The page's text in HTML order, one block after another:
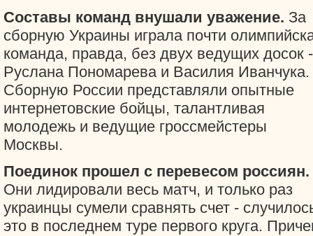
Составы команд внушали уважение. За
сборную Украины играла почти
команда, правда, без двух ведущих досок -
Руслана Пономарева и Василия Иванчука.
Сборную России представляли опытные
интернетовские бойцы, талантливая
молодежь и ведущие гроссмейстеры
Москвы.
Поединок прошел с перевесом россиян.
Они лидировали весь матч, и только раз
украинцы сумели сравнять счет -
это в последнем туре первого круга.